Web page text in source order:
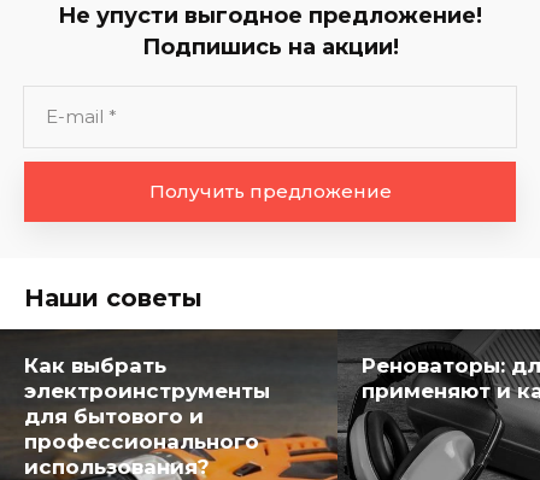
Не упусти выгодное предложение!
Подпишись на акции!
Получить предложение
Наши советы
Как выбрать
электроинструменты
для бытового и
профессионального
использования?
Реноваторы:
применяют и